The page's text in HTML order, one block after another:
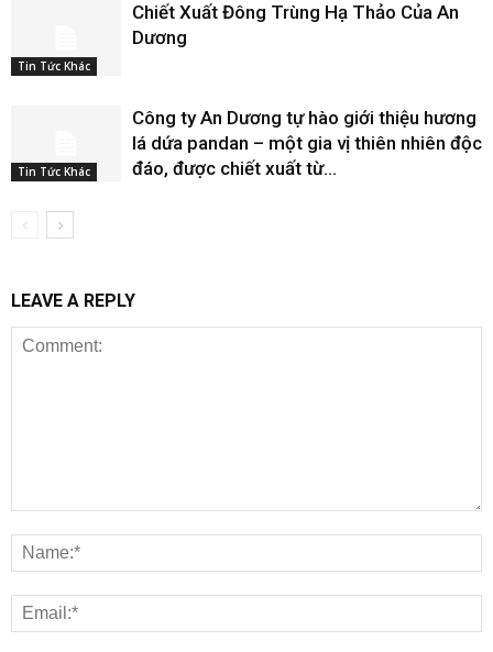
Tin Tức Khác
Chiết Xuất Đông Trùng Hạ Thảo Của An
Dương
Tin Tức Khác
Công ty An Dương tự hào giới thiệu hương
lá dứa pandan – một gia vị thiên nhiên độc
đáo, được chiết xuất từ...
LEAVE A REPLY